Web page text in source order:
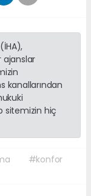
ajanslar
kanallarından
sitemizin hiç
#konfor